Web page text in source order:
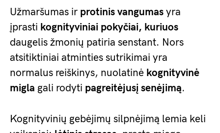
Užmaršumas ir protinis vangumas yra
įprasti kognityviniai pokyčiai, kuriuos
daugelis žmonių patiria senstant. Nors
atsitiktiniai atminties sutrikimai yra
normalus reiškinys, nuolatinė kognityvinė
migla gali rodyti pagreitėjusį senėjimą.
Kognityvinių gebėjimų silpnėjimą lemia keli